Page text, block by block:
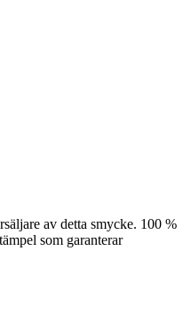
av detta smycke. 100 %
som garanterar